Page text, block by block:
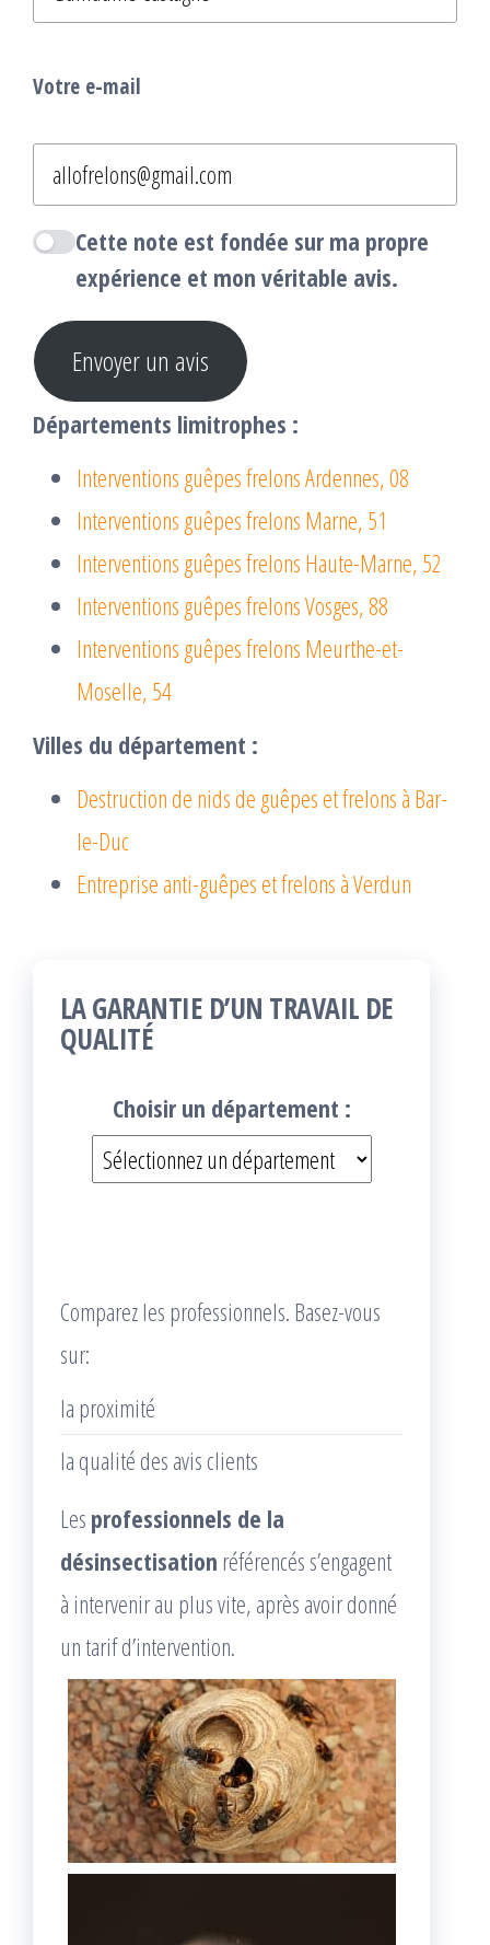
Votre e-mail
Cette note est fondée sur ma propre
expérience et mon véritable avis.
Envoyer un avis
Départements limitrophes :
Interventions guêpes frelons Ardennes, 08
Interventions guêpes frelons Marne, 51
Interventions guêpes frelons Haute-Marne, 52
Interventions guêpes frelons Vosges, 88
Interventions guêpes frelons Meurthe-et-
Moselle, 54
Villes du département :
Destruction de nids de guêpes et frelons à Bar-
le-Duc
Entreprise anti-guêpes et frelons à Verdun
LA GARANTIE D’UN TRAVAIL DE
QUALITÉ
Choisir un département :
Comparez les professionnels. Basez-vous
sur:
la proximité
la qualité des avis clients
Les professionnels de la
désinsectisation référencés s’engagent
à intervenir au plus vite, après avoir donné
un tarif d’intervention.